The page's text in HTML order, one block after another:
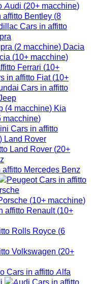
Audi (20+ macchine)
Bentley (8
(2 macchine) Dacia
(10+ macchine)
Ferrari (10+
Fiat (10+
(4 macchine) Kia
macchine)
) Land Rover
Land Rover (20+
Mercedes Benz
(10+ macchine)
Renault (10+
Rolls Royce (6
Volkswagen (20+
Alfa